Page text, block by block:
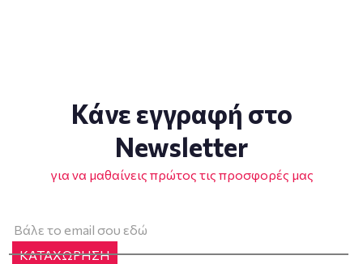
Κάνε εγγραφή στο
Newsletter
για να μαθαίνεις πρώτος τις προσφορές μας
ΚΑΤΑΧΩΡΗΣΗ